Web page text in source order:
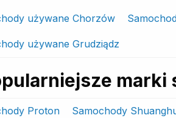
używane Chorzów
używane Grudziądz
marki
Proton Samochody